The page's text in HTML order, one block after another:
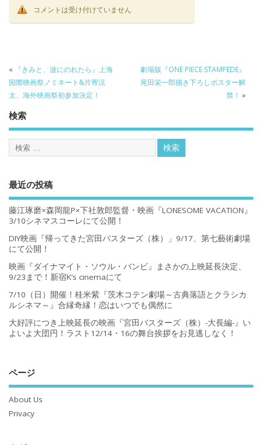
コメントは受け付けていません
«
『きみと、波にのれたら』上海
国際映画祭ノミネート&片寄涼
太、海外映画祭初参加決定！
劇場版『ONE PIECE STAMPEDE』
尾田栄一郎描き下ろしポスター解
禁！ »
検索
最近の投稿
藤江琢磨×森岡龍P×下社敦郎監督・映画『LONESOME VACATION』
3/10シネマスコーレにて公開！
DIY映画『帰ってきた宮田バスターズ（株）」9/17、第七藝術劇場
にて公開！
映画『ダイナマイト・ソウル・バンビ』まさかの上映延長決定、
9/23まで！新宿K’s cinemaにて
7/10（日）開催！桂米紫『茨木コテン劇場～古典落語とクラシカ
ルシネマ～』合縁奇縁！恋はいつでも偶然に
大好評につき上映延長の映画『宮田バスターズ（株）-大長編-』い
よいよ大団円！ラスト12/14・16の舞台挨拶をお見逃しなく！
ページ
About Us
Privacy